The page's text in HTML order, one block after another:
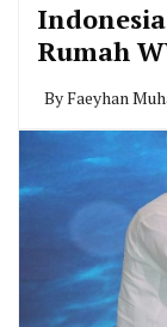
Rumah
ByFaeyhan